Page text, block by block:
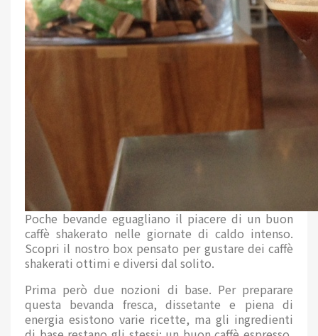
Poche bevande eguagliano il piacere di un buon
caffè shakerato nelle giornate di caldo intenso.
Scopri il nostro box pensato per gustare dei caffè
shakerati ottimi e diversi dal solito.
Prima però due nozioni di base. Per preparare
questa bevanda fresca, dissetante e piena di
energia esistono varie ricette, ma gli ingredienti